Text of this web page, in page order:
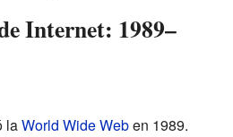
Internet: 1989–
laWorld Wide Weben 1989.